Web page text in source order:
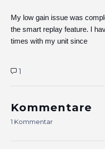
My low gain issue was
the smart replay feature. I
times with my unit since
1
Kommentare
1 Kommentar